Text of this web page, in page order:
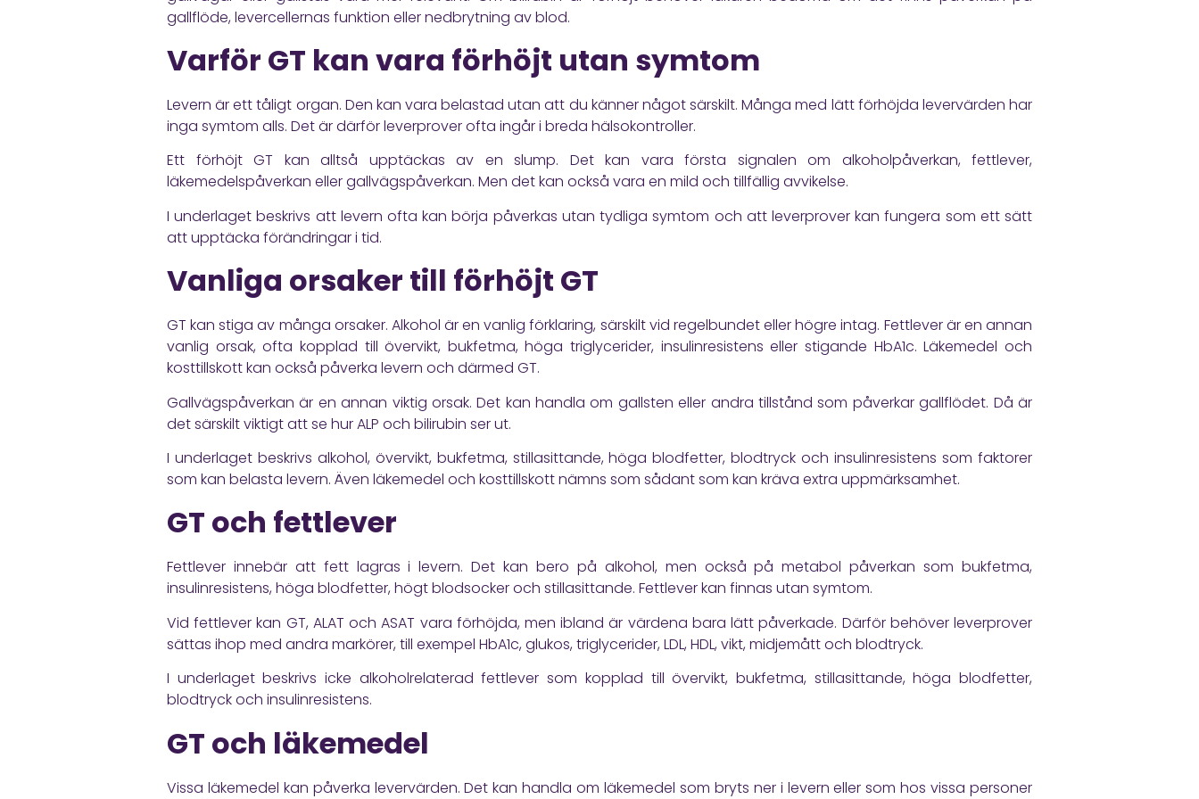
gallflöde, levercellernas funktion eller nedbrytning av blod.
Varför GT kan vara förhöjt utan symtom
Levern är ett tåligt organ. Den kan vara belastad utan att du känner något särskilt. Många med lätt förhöjda levervärden har
inga symtom alls. Det är därför leverprover ofta ingår i breda hälsokontroller.
Ett förhöjt GT kan alltså upptäckas av en slump. Det kan vara första signalen om alkoholpåverkan, fettlever,
läkemedelspåverkan eller gallvägspåverkan. Men det kan också vara en mild och tillfällig avvikelse.
I underlaget beskrivs att levern ofta kan börja påverkas utan tydliga symtom och att leverprover kan fungera som ett sätt
att upptäcka förändringar i tid.
Vanliga orsaker till förhöjt GT
GT kan stiga av många orsaker. Alkohol är en vanlig förklaring, särskilt vid regelbundet eller högre intag. Fettlever är en annan
vanlig orsak, ofta kopplad till övervikt, bukfetma, höga triglycerider, insulinresistens eller stigande HbA1c. Läkemedel och
kosttillskott kan också påverka levern och därmed GT.
Gallvägspåverkan är en annan viktig orsak. Det kan handla om gallsten eller andra tillstånd som påverkar gallflödet. Då är
det särskilt viktigt att se hur ALP och bilirubin ser ut.
I underlaget beskrivs alkohol, övervikt, bukfetma, stillasittande, höga blodfetter, blodtryck och insulinresistens som faktorer
som kan belasta levern. Även läkemedel och kosttillskott nämns som sådant som kan kräva extra uppmärksamhet.
GT och fettlever
Fettlever innebär att fett lagras i levern. Det kan bero på alkohol, men också på metabol påverkan som bukfetma,
insulinresistens, höga blodfetter, högt blodsocker och stillasittande. Fettlever kan finnas utan symtom.
Vid fettlever kan GT, ALAT och ASAT vara förhöjda, men ibland är värdena bara lätt påverkade. Därför behöver leverprover
sättas ihop med andra markörer, till exempel HbA1c, glukos, triglycerider, LDL, HDL, vikt, midjemått och blodtryck.
I underlaget beskrivs icke alkoholrelaterad fettlever som kopplad till övervikt, bukfetma, stillasittande, höga blodfetter,
blodtryck och insulinresistens.
GT och läkemedel
Vissa läkemedel kan påverka levervärden. Det kan handla om läkemedel som bryts ner i levern eller som hos vissa personer